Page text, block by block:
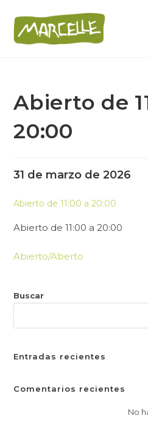
Abierto de
20:00
31 de marzo de 2026
Abierto de 11:00 a 20:00
Abierto de 11:00 a 20:00
Abierto/Aberto
Buscar
Entradas recientes
Comentarios recientes
No